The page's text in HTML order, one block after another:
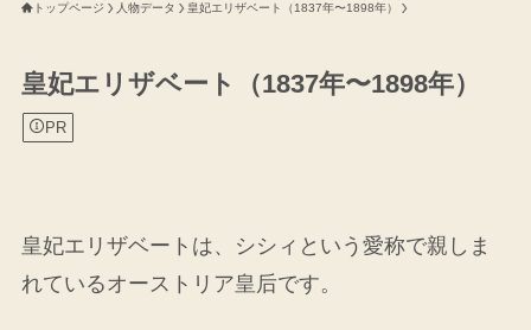
トップページ 人物データ 皇妃エリザベート（1837年〜1898年）
皇妃エリザベート（1837年〜1898年）
PR
皇妃エリザベートは、シシィという愛称で親しま
れているオーストリア皇后です。